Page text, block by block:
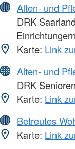
Alten- und
DRK
Karte: Link
Alten- und
DRK
Karte: Link
Betreutes
Karte: Link